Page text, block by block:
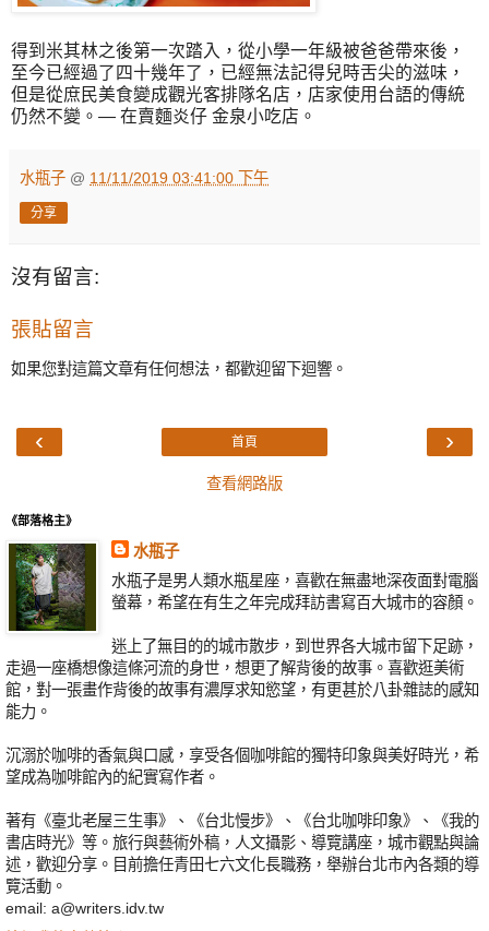
得到米其林之後第一次踏入，從小學一年級被爸爸帶來後，
至今已經過了四十幾年了，已經無法記得兒時舌尖的滋味，
但是從庶民美食變成觀光客排隊名店，店家使用台語的傳統
仍然不變。— 在賣麵炎仔 金泉小吃店。
水瓶子 @ 11/11/2019 03:41:00 下午
分享
沒有留言:
張貼留言
如果您對這篇文章有任何想法，都歡迎留下迴響。
‹ ›
首頁
查看網路版
《部落格主》
水瓶子
水瓶子是男人類水瓶星座，喜歡在無盡地深夜面對電腦
螢幕，希望在有生之年完成拜訪書寫百大城市的容顏。
迷上了無目的的城市散步，到世界各大城市留下足跡，
走過一座橋想像這條河流的身世，想更了解背後的故事。喜歡逛美術
館，對一張畫作背後的故事有濃厚求知慾望，有更甚於八卦雜誌的感知
能力。
沉溺於咖啡的香氣與口感，享受各個咖啡館的獨特印象與美好時光，希
望成為咖啡館內的紀實寫作者。
著有《臺北老屋三生事》、《台北慢步》、《台北咖啡印象》、《我的
書店時光》等。旅行與藝術外稿，人文攝影、導覽講座，城市觀點與論
述，歡迎分享。目前擔任青田七六文化長職務，舉辦台北市內各類的導
覽活動。
email: a@writers.idv.tw